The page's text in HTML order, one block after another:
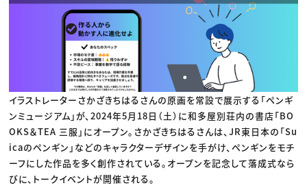
プロフェッショナル×つながる×メディア
イラストレーターさかざきちはるさんの原画を常設で展示する「ペンギ
ンミュージアム」が、2024年5月18日（土）に和多屋別荘内の書店「BO
OKS＆TEA 三服」にオープン。さかざきちはるさんは、JR東日本の「Su
icaのペンギン」などのキャラクターデザインを手がけ、ペンギンをモチ
ーフにした作品を多く創作されている。オープンを記念して落成式なら
びに、トークイベントが開催される。